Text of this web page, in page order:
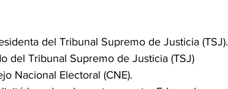
del Tribunal Supremo de Justicia (TSJ).
del Tribunal Supremo de Justicia (TSJ)
Nacional Electoral (CNE).